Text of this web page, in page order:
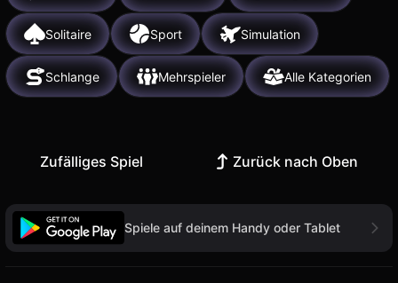
Solitaire Sport Simulation
Schlange Mehrspieler Alle Kategorien
Zufälliges Spiel Zurück nach Oben
Spiele auf deinem Handy oder Tablet